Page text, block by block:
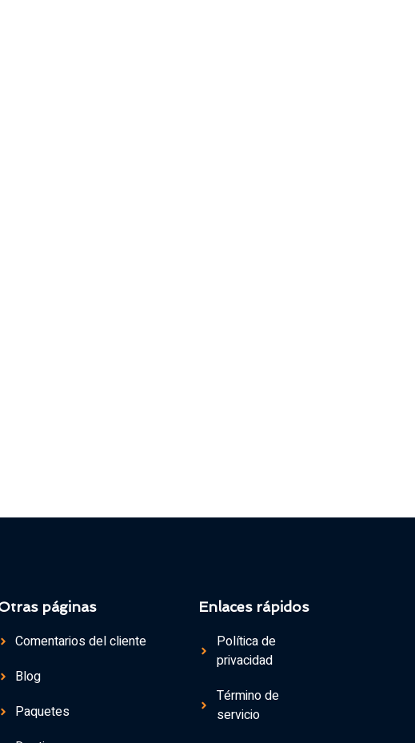
páginas
Comentarios del cliente
Blog
Paquetes
Enlaces rápidos
Política de
privacidad
Término de
servicio